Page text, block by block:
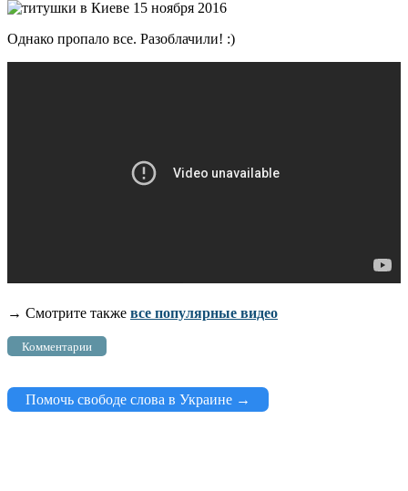
Однако пропало все. Разоблачили! :)
→ Смотрите также все популярные видео
Комментарии
Помочь свободе слова в Украине →